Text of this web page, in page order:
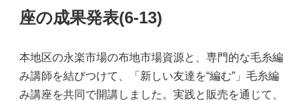
座の成果発表(6-13)
本地区の永楽市場の布地市場資源と、専門的な毛糸編
み講師を結びつけて、「新しい友達を“編む”」毛糸編
み講座を共同で開講しました。実践と販売を通じて、